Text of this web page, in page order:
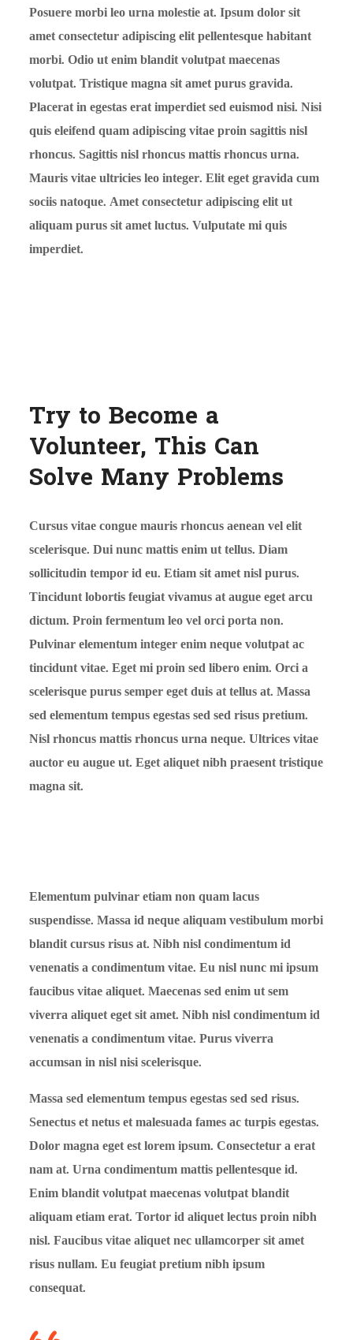
Posuere morbi leo urna molestie at. Ipsum dolor sit
amet consectetur adipiscing elit pellentesque habitant
morbi. Odio ut enim blandit volutpat maecenas
volutpat. Tristique magna sit amet purus gravida.
Placerat in egestas erat imperdiet sed euismod nisi. Nisi
quis eleifend quam adipiscing vitae proin sagittis nisl
rhoncus. Sagittis nisl rhoncus mattis rhoncus urna.
Mauris vitae ultricies leo integer. Elit eget gravida cum
sociis natoque. Amet consectetur adipiscing elit ut
aliquam purus sit amet luctus. Vulputate mi quis
imperdiet.
Try to Become a
Volunteer, This Can
Solve Many Problems
Cursus vitae congue mauris rhoncus aenean vel elit
scelerisque. Dui nunc mattis enim ut tellus. Diam
sollicitudin tempor id eu. Etiam sit amet nisl purus.
Tincidunt lobortis feugiat vivamus at augue eget arcu
dictum. Proin fermentum leo vel orci porta non.
Pulvinar elementum integer enim neque volutpat ac
tincidunt vitae. Eget mi proin sed libero enim. Orci a
scelerisque purus semper eget duis at tellus at. Massa
sed elementum tempus egestas sed sed risus pretium.
Nisl rhoncus mattis rhoncus urna neque. Ultrices vitae
auctor eu augue ut. Eget aliquet nibh praesent tristique
magna sit.
Elementum pulvinar etiam non quam lacus
suspendisse. Massa id neque aliquam vestibulum morbi
blandit cursus risus at. Nibh nisl condimentum id
venenatis a condimentum vitae. Eu nisl nunc mi ipsum
faucibus vitae aliquet. Maecenas sed enim ut sem
viverra aliquet eget sit amet. Nibh nisl condimentum id
venenatis a condimentum vitae. Purus viverra
accumsan in nisl nisi scelerisque.
Massa sed elementum tempus egestas sed sed risus.
Senectus et netus et malesuada fames ac turpis egestas.
Dolor magna eget est lorem ipsum. Consectetur a erat
nam at. Urna condimentum mattis pellentesque id.
Enim blandit volutpat maecenas volutpat blandit
aliquam etiam erat. Tortor id aliquet lectus proin nibh
nisl. Faucibus vitae aliquet nec ullamcorper sit amet
risus nullam. Eu feugiat pretium nibh ipsum
consequat.